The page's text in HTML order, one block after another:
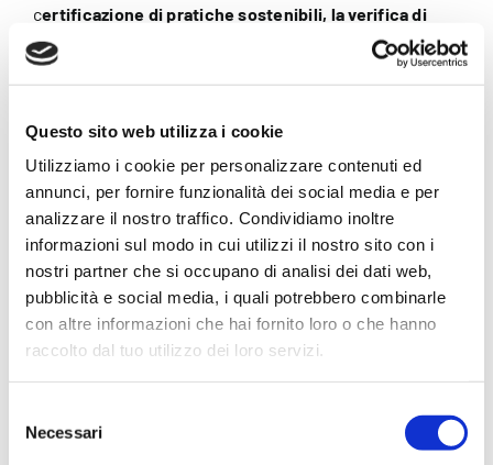
Questo sito web utilizza i cookie
Utilizziamo i cookie per personalizzare contenuti ed
annunci, per fornire funzionalità dei social media e per
analizzare il nostro traffico. Condividiamo inoltre
informazioni sul modo in cui utilizzi il nostro sito con i
nostri partner che si occupano di analisi dei dati web,
pubblicità e social media, i quali potrebbero combinarle
con altre informazioni che hai fornito loro o che hanno
raccolto dal tuo utilizzo dei loro servizi.
delNecessari
certificazione di pratiche sostenibili, la verifica di
standard etici nella produzione, e persino la lotta
contro la contraffazione
. In un’epoca in cui la
provenienza e la sicurezza del prodotto sono tanto
come una soluzione indispensabile.
Tracciabilità
avanzata
Ogni fase del viaggio di un prodotto viene registrata:
dalle condizioni del terreno e l’uso di fertilizzanti nella
fase agricola, alle pratiche etiche e ambientali nelle
fabbriche, fino alle condizioni di trasporto. La